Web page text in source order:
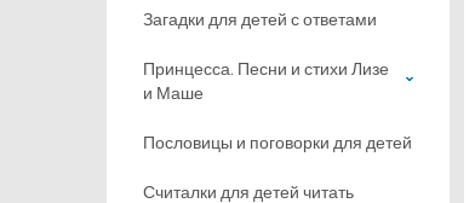
Загадки для детей с ответами
Принцесса. Песни и стихи Лизе
и Маше
Пословицы и поговорки для детей
Считалки для детей читать